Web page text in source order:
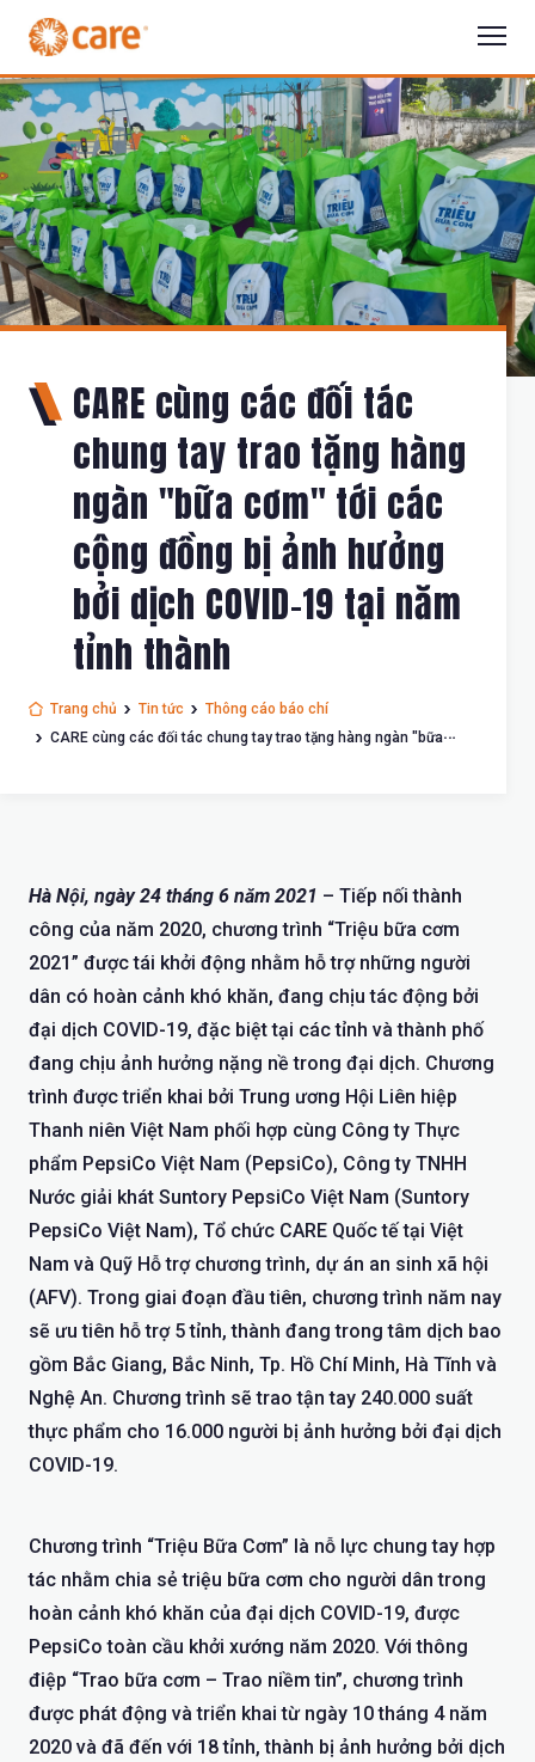
CARE cùng các đối tác
chung tay trao tặng hàng
ngàn "bữa cơm" tới các
cộng đồng bị ảnh hưởng
bởi dịch COVID-19 tại năm
tỉnh thành
Trang chủ Tin tức
Thông cáo báo chí
CARE cùng các đối tác chung tay trao tặng hàng ngàn "bữa
Hà Nội, ngày 24 tháng 6 năm 2021 – Tiếp nối thành
công của năm 2020, chương trình “Triệu bữa cơm
2021” được tái khởi động nhằm hỗ trợ những người
dân có hoàn cảnh khó khăn, đang chịu tác động bởi
đại dịch COVID-19, đặc biệt tại các tỉnh và thành phố
đang chịu ảnh hưởng nặng nề trong đại dịch. Chương
trình được triển khai bởi Trung ương Hội Liên hiệp
Thanh niên Việt Nam phối hợp cùng Công ty Thực
phẩm PepsiCo Việt Nam (PepsiCo), Công ty TNHH
Nước giải khát Suntory PepsiCo Việt Nam (Suntory
PepsiCo Việt Nam), Tổ chức CARE Quốc tế tại Việt
Nam và Quỹ Hỗ trợ chương trình, dự án an sinh xã hội
(AFV). Trong giai đoạn đầu tiên, chương trình năm nay
sẽ ưu tiên hỗ trợ 5 tỉnh, thành đang trong tâm dịch bao
gồm Bắc Giang, Bắc Ninh, Tp. Hồ Chí Minh, Hà Tĩnh và
Nghệ An. Chương trình sẽ trao tận tay 240.000 suất
thực phẩm cho 16.000 người bị ảnh hưởng bởi đại dịch
COVID-19.
Chương trình “Triệu Bữa Cơm” là nỗ lực chung tay hợp
tác nhằm chia sẻ triệu bữa cơm cho người dân trong
hoàn cảnh khó khăn của đại dịch COVID-19, được
PepsiCo toàn cầu khởi xướng năm 2020. Với thông
điệp “Trao bữa cơm – Trao niềm tin”, chương trình
được phát động và triển khai từ ngày 10 tháng 4 năm
2020 và đã đến với 18 tỉnh, thành bị ảnh hưởng bởi dịch